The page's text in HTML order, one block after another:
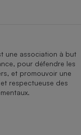
une association à but
pour défendre les
et promouvoir une
respectueuse des